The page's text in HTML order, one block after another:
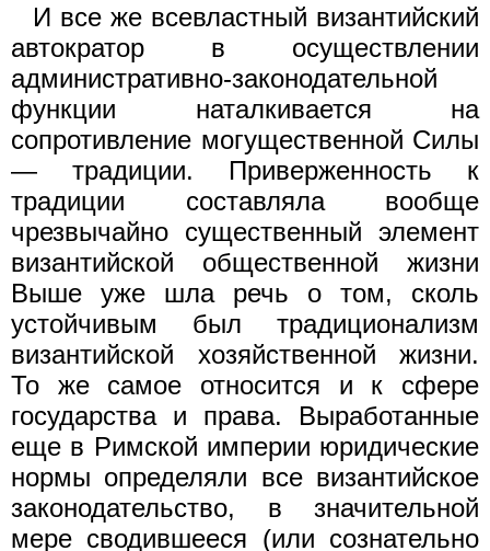
И все же всевластный византийский
автократор в осуществлении
административно-законодательной
функции наталкивается на
сопротивление могущественной Силы
— традиции. Приверженность к
традиции составляла вообще
чрезвычайно существенный элемент
византийской общественной жизни
Выше уже шла речь о том, сколь
устойчивым был традиционализм
византийской хозяйственной жизни.
То же самое относится и к сфере
государства и права. Выработанные
еще в Римской империи юридические
нормы определяли все византийское
законодательство, в значительной
мере сводившееся (или сознательно